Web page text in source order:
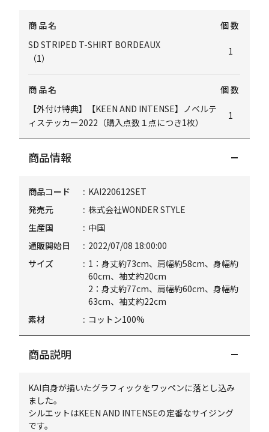
商品名
個数
SD STRIPED T-SHIRT BORDEAUX
（1）
1
商品名
個数
【外付け特典】【KEEN AND INTENSE】ノベルテ
ィステッカー2022（購入点数１点につき1枚）
1
商品情報
商品コード
KAI220612SET
発売元
株式会社WONDER STYLE
生産国
中国
通販開始日
2022/07/08 18:00:00
サイズ
1：身丈約73cm、肩幅約58cm、身幅約
60cm、袖丈約20cm
2：身丈約77cm、肩幅約60cm、身幅約
63cm、袖丈約22cm
素材
コットン100%
商品説明
KAI自身が描いたグラフィックをワッペンに落とし込み
ました。
シルエットはKEEN AND INTENSEの定番なサイジング
です。